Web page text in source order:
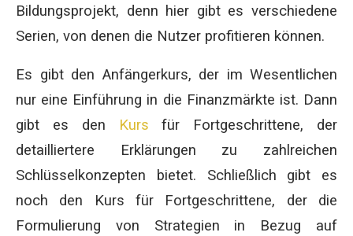
Bildungsprojekt, denn hier gibt es verschiedene
Serien, von denen die Nutzer profitieren können.
Es gibt den Anfängerkurs, der im Wesentlichen
nur eine Einführung in die Finanzmärkte ist. Dann
gibt es den
Kurs für Fortgeschrittene, der
detailliertere Erklärungen zu zahlreichen
Schlüsselkonzepten bietet. Schließlich gibt es
noch den Kurs für Fortgeschrittene, der die
Formulierung von Strategien in Bezug auf